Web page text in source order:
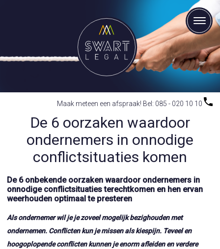
Maak meteen een afspraak! Bel: 085 - 020 10 10
De 6 oorzaken waardoor
ondernemers in onnodige
conflictsituaties komen
De 6 onbekende oorzaken waardoor ondernemers in
onnodige conflictsituaties terechtkomen en hen ervan
weerhouden optimaal te presteren
Als ondernemer wil je je zoveel mogelijk bezighouden met
ondernemen. Conflicten kun je missen als kiespijn. Teveel en
hoogoplopende conflicten kunnen je enorm afleiden en verdere